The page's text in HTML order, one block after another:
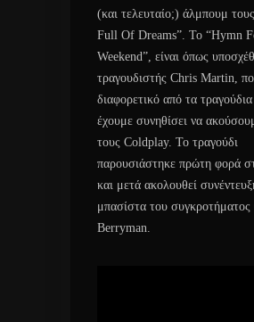
(και τελευταίο;) άλμπουμ
Full Of Dreams”. Το “Hymn
Weekend”, είναι όπως
τραγουδιστής Chris Martin,
διαφορετικό από τα
έχουμε συνηθίσει να
τους Coldplay. Το τραγούδι
παρουσιάστηκε πρώτη φορά
και μετά ακολουθεί
μπασίστα του
Berryman.